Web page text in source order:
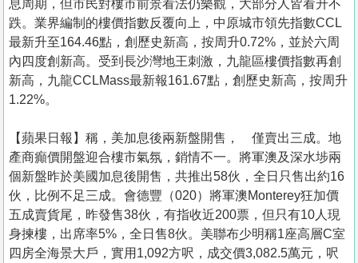
息周期，但市民對樓市前景看法仍樂觀，大部分人皆看升不
跌。業界編制的樓價指數反覆向上，中原城市領先指數CCL
最新升至164.46點，創歷史新高，按周升0.72%，並於六周
內四度創新高。受到長沙灣地王刺激，九龍區樓價指數再創
新高，九龍CCLMass最新報161.67點，創歷史新高，按周升
1.22%。
【蘋果日報】稱，美加息後兩新盤開售， 僅賣出三成。地
產商癲價開盤迎合樓市氣氛，銷情不一。將軍澳及深水埗兩
個新盤昨於美國加息後開售，共推出58伙，全日只售出約16
伙，比例不足三成。會德豐（020）將軍澳Monterey狂加價
五成賣貨尾，昨發售38伙，有指收近200票，但只有10人現
身揀樓，出席率5%，全日售8伙。美聯布少明稱1座高層C室
四房全海景大戶，實用1,092方呎，成交價3,082.5萬元，呎